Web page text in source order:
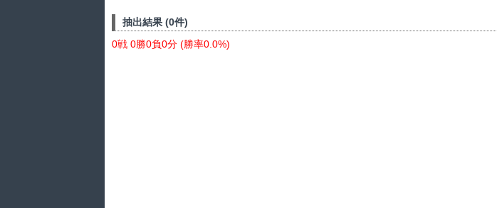
抽出結果 (0件)
0戦 0勝0負0分 (勝率0.0%)